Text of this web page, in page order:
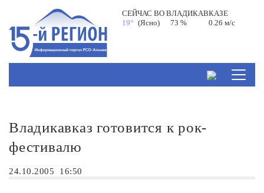
СЕЙЧАС ВОВЛАДИКАВКАЗЕ
19° (Ясно) 73 % 0.26 м/с
Владикавказ готовится к рок-
фестивалю
24.10.2005 16:50